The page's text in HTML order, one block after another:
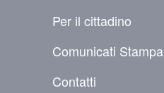
Per il cittadino
Comunicati Stampa
Contatti